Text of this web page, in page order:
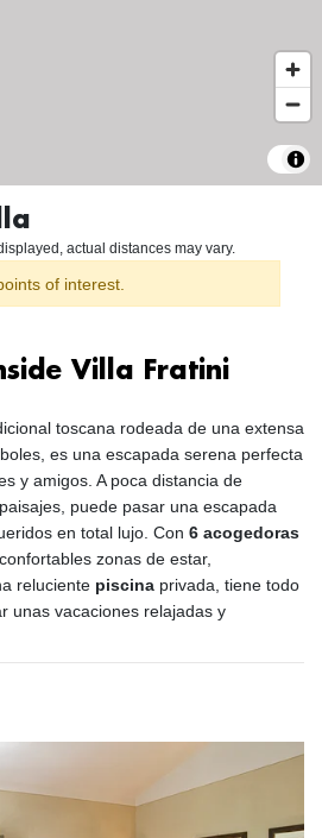
actual distances may vary.
of interest.
Villa Fratini
toscana rodeada de una extensa
es una escapada serena perfecta
y amigos. A poca distancia de
puede pasar una escapada
en total lujo. Con 6 acogedoras
zonas de estar,
reluciente piscina privada, tiene todo
unas vacaciones relajadas y